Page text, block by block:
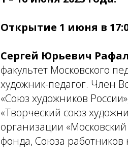
Открытие 1 июня в
Сергей Юрьевич
факультет Московского
художник-педагог. Член
«Союз художников
«Творческий союз
организации
фонда, Союза работников